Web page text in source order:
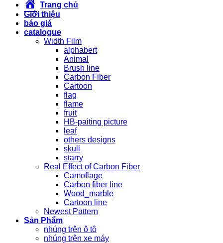
Trang chủ
Giới thiệu
báo giá
catalogue
Width Film
alphabert
Animal
Brush line
Carbon Fiber
Cartoon
flag
flame
fruit
HB-paiting picture
leaf
others designs
skull
starry
Real Effect of Carbon Fiber
Camoflage
Carbon fiber line
Wood_marble
Cartoon line
Newest Pattern
Sản Phẩm
nhúng trên ô tô
nhúng trên xe máy